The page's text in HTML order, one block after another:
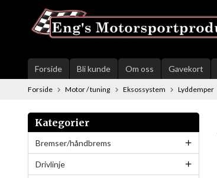
innholdet
Forside Bli kunde Om oss Gavekort
Forside Motor / tuning Eksossystem Lyddemper
Kategorier
Bremser/håndbrems
Drivlinje